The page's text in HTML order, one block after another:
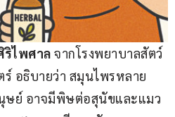
ไพศาล จากโรงพยาบาลสัตว์
อธิบายว่า สมุนไพรหลาย
ย์ อาจมีพิษต่อสุนัขและแมว